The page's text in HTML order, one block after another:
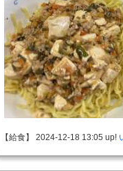
【給食】 2024-12-18 13:05 up!